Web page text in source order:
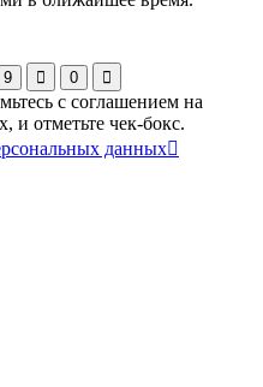
9 0
с соглашением на
и отметьте чек-бокс.
данных